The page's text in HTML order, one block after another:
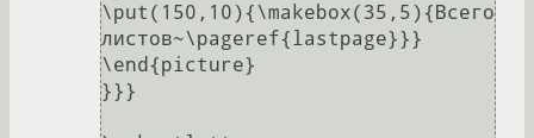
\put(150,10){\makebox(35,5){Всего
листов~\pageref{lastpage}}}
\end{picture}
}}}